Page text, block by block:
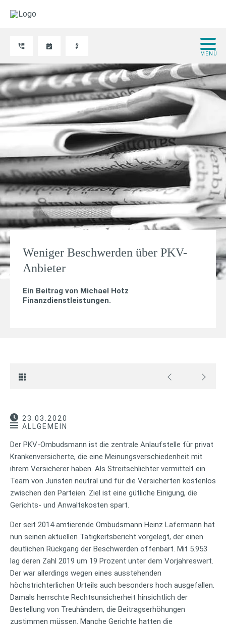
Weniger Beschwerden über PKV-
Anbieter
Ein Beitrag von Michael Hotz
Finanzdienstleistungen.
23.03.2020
ALLGEMEIN
Der PKV-Ombudsmann ist die zentrale Anlaufstelle für privat
Krankenversicherte, die eine Meinungsverschiedenheit mit
ihrem Versicherer haben. Als Streitschlichter vermittelt ein
Team von Juristen neutral und für die Versicherten kostenlos
zwischen den Parteien. Ziel ist eine gütliche Einigung, die
Gerichts- und Anwaltskosten spart.
Der seit 2014 amtierende Ombudsmann Heinz Lafermann hat
nun seinen aktuellen Tätigkeitsbericht vorgelegt, der einen
deutlichen Rückgang der Beschwerden offenbart. Mit 5.953
lag deren Zahl 2019 um 19 Prozent unter dem Vorjahreswert.
Der war allerdings wegen eines ausstehenden
höchstrichterlichen Urteils auch besonders hoch ausgefallen.
Damals herrschte Rechtsunsicherheit hinsichtlich der
Bestellung von Treuhändern, die Beitragserhöhungen
zustimmen müssen. Manche Gerichte hatten die